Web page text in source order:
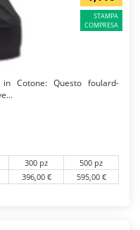
STAMPA
COMPRESA
Cotone: Questo foulard-
300 pz
500 pz
396,00 € 595,00 €